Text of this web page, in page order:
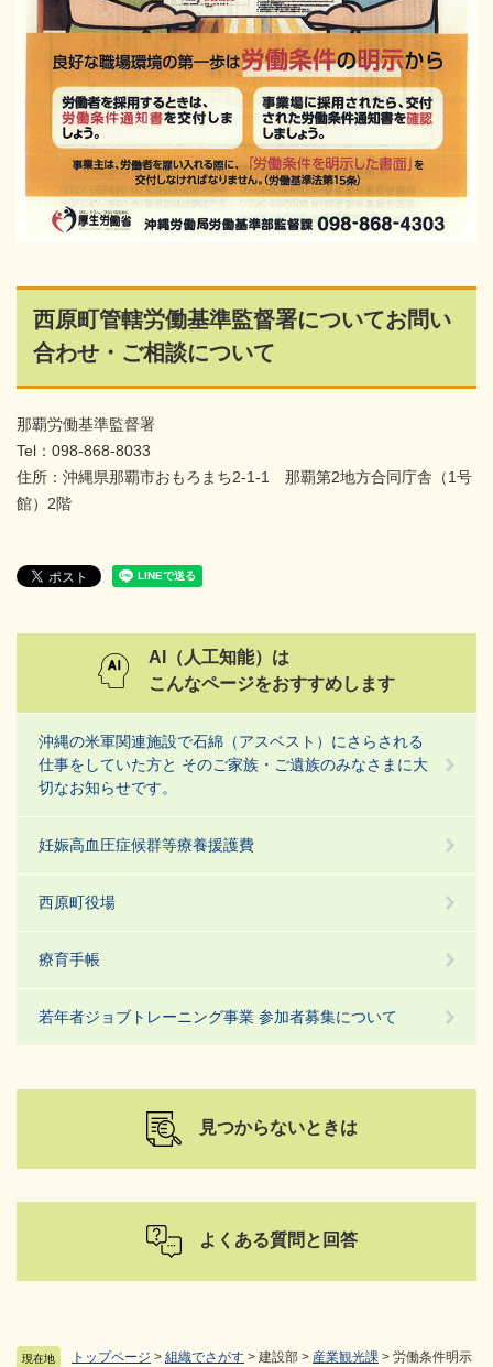
現在地 トップページ > 組織でさがす > 建設部 > 産業観光課 > 労働条件明示
西原町管轄労働基準監督署についてお問い
合わせ・ご相談について
那覇労働基準監督署
Tel：098-868-8033
住所：沖縄県那覇市おもろまち2-1-1 那覇第2地方合同庁舎（1号
館）2階
AI（人工知能）は
こんなページをおすすめします
沖縄の米軍関連施設で石綿（アスベスト）にさらされる
仕事をしていた方と そのご家族・ご遺族のみなさまに大
切なお知らせです。
妊娠高血圧症候群等療養援護費
西原町役場
療育手帳
若年者ジョブトレーニング事業 参加者募集について
見つからないときは
よくある質問と回答